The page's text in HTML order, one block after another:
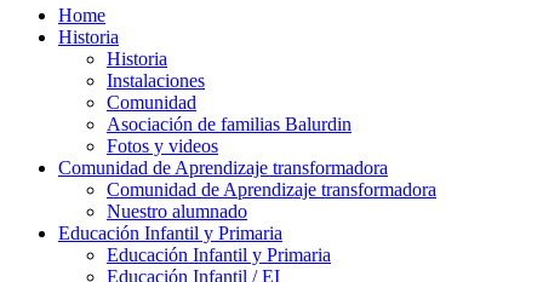
Home
Historia
Historia
Instalaciones
Comunidad
Asociación de familias Balurdin
Fotos y videos
Comunidad de Aprendizaje transformadora
Comunidad de Aprendizaje transformadora
Nuestro alumnado
Educación Infantil y Primaria
Educación Infantil y Primaria
Educación Infantil / EI